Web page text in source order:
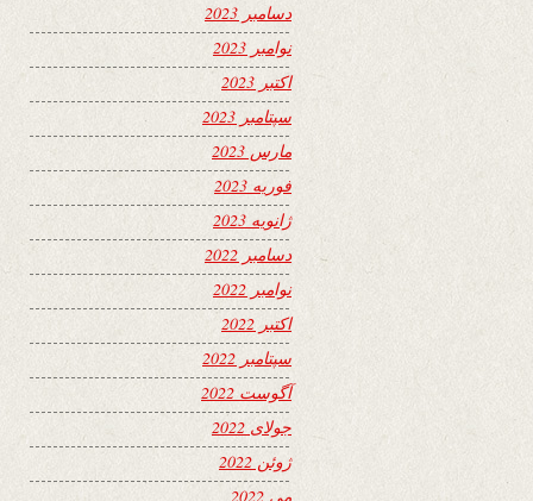
دسامبر 2023
نوامبر 2023
اکتبر 2023
سپتامبر 2023
مارس 2023
فوریه 2023
ژانویه 2023
دسامبر 2022
نوامبر 2022
اکتبر 2022
سپتامبر 2022
آگوست 2022
جولای 2022
ژوئن 2022
می 2022